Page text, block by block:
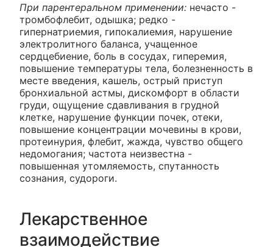
При парентеральном применении: нечасто -
тромбофлебит, одышка; редко -
гипернатриемия, гипокалиемия, нарушение
электролитного баланса, учащенное
сердцебиение, боль в сосудах, гиперемия,
повышение температуры тела, болезненность в
месте введения, кашель, острый приступ
бронхиальной астмы, дискомфорт в области
груди, ощущение сдавливания в грудной
клетке, нарушение функции почек, отеки,
повышение концентрации мочевины в крови,
протеинурия, флебит, жажда, чувство общего
недомогания; частота неизвестна -
повышенная утомляемость, спутанность
сознания, судороги.
Лекарственное
взаимодействие